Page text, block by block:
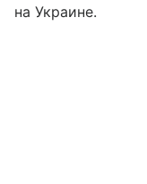
на Украине.